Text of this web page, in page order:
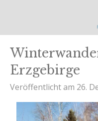
Erzgebirge
Veröffentlicht am 26.